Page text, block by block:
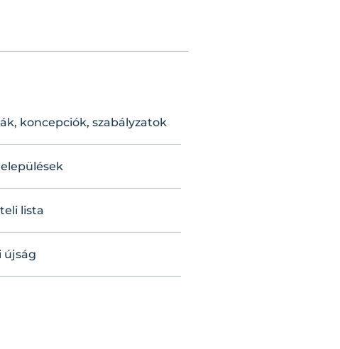
koncepciók, szabályzatok
lista
újság